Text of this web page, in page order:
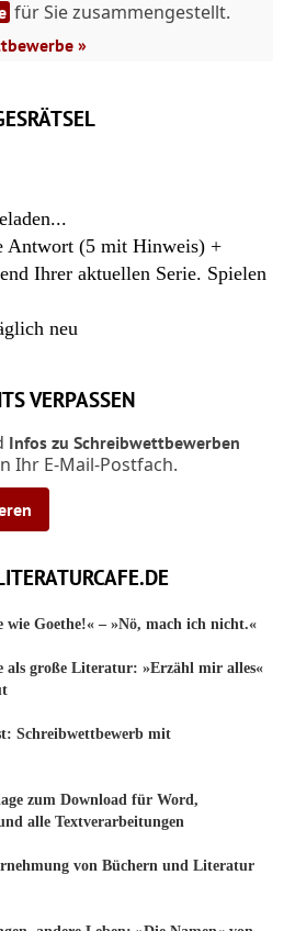
für Sie zusammengestellt.
»
Antwort (5 mit Hinweis) +
Ihrer aktuellen Serie. Spielen
neu
VERPASSEN
Infos zu Schreibwettbewerben
Ihr E-Mail-Postfach.
wie Goethe!« – »Nö, mach ich nicht.«
als große Literatur: »Erzähl mir alles«
Schreibwettbewerb mit
zum Download für Word,
alle Textverarbeitungen
von Büchern und Literatur